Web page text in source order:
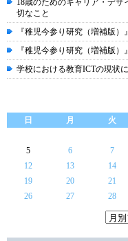
18歳のためのキャリア・デ
切なこと
『稚児今参り研究（増補版
『稚児今参り研究（増補版
学校における教育ICTの現状
日
月 火
5
6 7
12
13 14
19
20 21
26
27 28